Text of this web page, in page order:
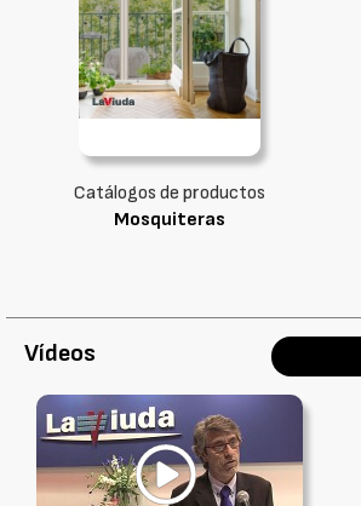
Catálogos de productos
Mosquiteras
Vídeos